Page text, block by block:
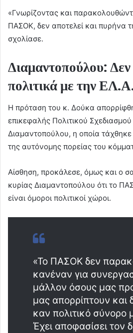
«Γνωρίζοντας και
ΠΑΣΟΚ, δεν αποτελεί και πυρήνα
σχολίασε.
Διαμαντοπούλου:
πολιτικά με την
Η πρόταση του κ. Δούκα
επικεφαλής Πολιτικού
Διαμαντοπούλου, η οποία
της αυτόνομης πορείας του
Αίσθηση, προκάλεσε, όμως και ο
κυρίας Διαμαντοπούλου ότι το
είναι όμοροι πολιτικοί χώροι.
«Το ΠΑΣΟΚ δεν
κανέναν για
μάλλον όσους μας
μας απορρίπτουν και
καν πολιτικό σύνορο
Έχει αποφασίσει τον